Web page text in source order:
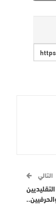
التالي